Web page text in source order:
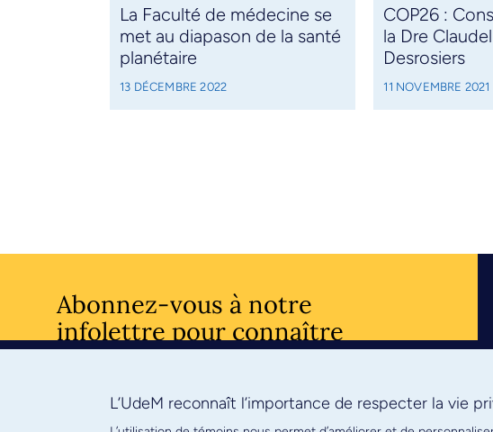
La Faculté de médecine se
met au diapason de la santé
planétaire
13 DÉCEMBRE 2022
COP26 :
la Dre
Desrosiers
11 NOVEMBRE 2021
Abonnez-vous à notre
infolettre pour connaître
l’actualité facultaire
S'ABONNER
L’UdeM reconnaît l’importance de respecter la vie